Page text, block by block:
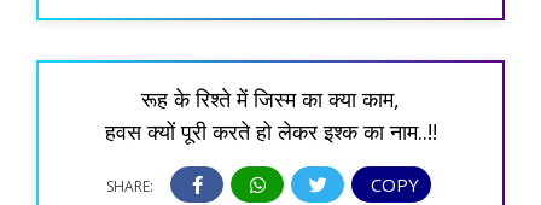
रूह के रिश्ते में जिस्म का क्या काम,
हवस क्यों पूरी करते हो लेकर इश्क का नाम..!!
SHARE: COPY